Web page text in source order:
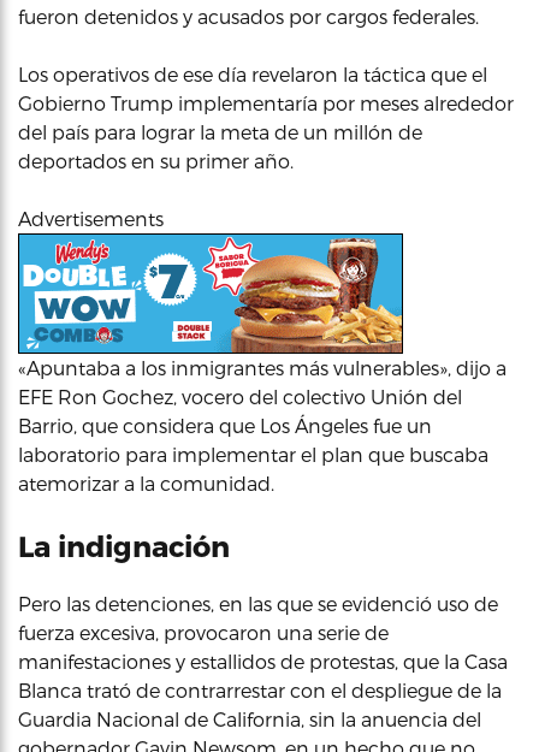
fueron detenidos y acusados por cargos federales.
Los operativos de ese día revelaron la táctica que el
Gobierno Trump implementaría por meses alrededor
del país para lograr la meta de un millón de
deportados en su primer año.
Advertisements
«Apuntaba a los inmigrantes más vulnerables», dijo a
EFE Ron Gochez, vocero del colectivo Unión del
Barrio, que considera que Los Ángeles fue un
laboratorio para implementar el plan que buscaba
atemorizar a la comunidad.
La indignación
Pero las detenciones, en las que se evidenció uso de
fuerza excesiva, provocaron una serie de
manifestaciones y estallidos de protestas, que la Casa
Blanca trató de contrarrestar con el despliegue de la
Guardia Nacional de California, sin la anuencia del